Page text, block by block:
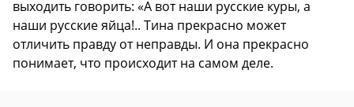
выходить говорить: «А вот наши русские куры, а
наши русские яйца!.. Тина прекрасно может
отличить правду от неправды. И она прекрасно
понимает, что происходит на самом деле.